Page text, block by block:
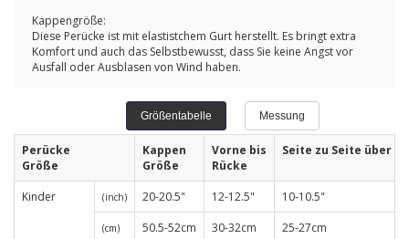
Kappengröße:
Diese Perücke ist mit elastistchem Gurt herstellt. Es bringt extra
Komfort und auch das Selbstbewusst, dass Sie keine Angst vor
Ausfall oder Ausblasen von Wind haben.
Größentabelle Messung
Perücke
Größe
Kappen
Größe
Vorne bis
Rücke
Seite zu Seite über
Kinder (inch) 20-20.5" 12-12.5" 10-10.5"
(cm) 50.5-52cm 30-32cm 25-27cm